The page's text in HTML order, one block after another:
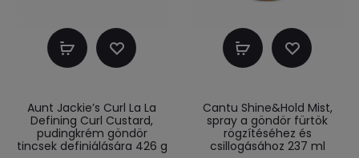
Kosárba
Aunt Jackie’s Curl La La
Defining Curl Custard,
pudingkrém göndör
tincsek definiálására 426 g
Kosárba
Cantu Shine&Hold Mist,
spray a göndör fürtök
rögzítéséhez és
csillogásához 237 ml